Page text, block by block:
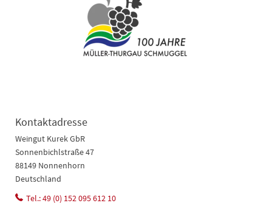
Kontaktadresse
Weingut Kurek GbR
Sonnenbichlstraße 47
88149 Nonnenhorn
Deutschland
Tel.: 49 (0) 152 095 612 10